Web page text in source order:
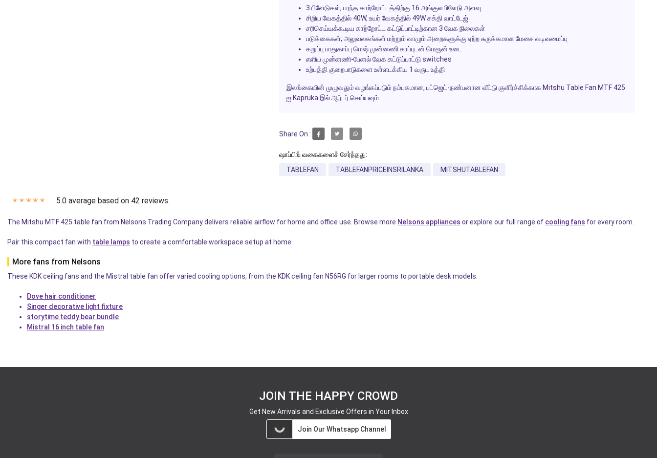
3 பிளேடுகள், பரந்த காற்றோட்டத்திற்கு 16 அங்குல பிளேடு அளவு
சிறிய வேகத்தில் 40W, உயர் வேகத்தில் 49W சக்தி வாட்டேஜ்
சரிசெய்யக்கூடிய காற்றோட்ட கட்டுப்பாட்டிற்கான 3 வேக நிலைகள்
படுக்கைகள், அலுவலகங்கள் மற்றும் வாழும் அறைகளுக்கு ஏற்ற சுருக்கமான மேசை வடிவமைப்பு
கறுப்பு பாதுகாப்பு மெஷ் முன்னணி காப்புடன் மெரூன் உடை
எளிய முன்னணி-பேனல் வேக கட்டுப்பாட்டு switches
உற்பத்தி குறைபாடுகளை உள்ளடக்கிய 1 வருட உத்தி
இலங்கையின் முழுவதும் வழங்கப்படும் நம்பகமான, பட்ஜெட்-நண்பனான வீட்டு குளிர்ச்சிக்காக Mitshu Table Fan MTF 425
ஐ Kapruka இல் ஆர்டர் செய்யவும்.
Share On :
ஷாப்பிங் வகைகளைச் சேர்ந்தது:
TABLEFAN
TABLEFANPRICEINSRILANKA MITSHUTABLEFAN
✭ ✭ ✭ ✭ ✭ 5.0 average based on 42 reviews.
The Mitshu MTF 425 table fan from Nelsons Trading Company delivers reliable airflow for home and office use. Browse more Nelsons appliances or explore our full range of cooling fans for every room.
Pair this compact fan with table lamps to create a comfortable workspace setup at home.
More fans from Nelsons
These KDK ceiling fans and the Mistral table fan offer varied cooling options, from the KDK ceiling fan N56RG for larger rooms to portable desk models.
Dove hair conditioner
Singer decorative light fixture
storytime teddy bear bundle
Mistral 16 inch table fan
JOIN THE HAPPY CROWD
Get New Arrivals and Exclusive Offers in Your Inbox
Join Our Whatsapp Channel